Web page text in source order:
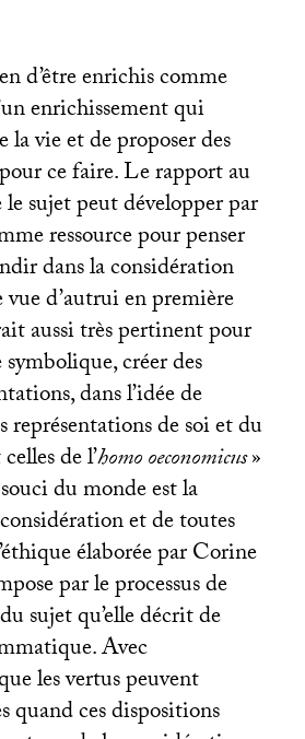
d’être enrichis comme
enrichissement qui
la vie et de proposer des
ce faire. Le rapport au
sujet peut développer par
ressource pour penser
dans la considération
d’autrui en première
aussi très pertinent pour
créer des
dans l’idée de
représentations de soi et du
de l’homo oeconomicus»
du monde est la
et de toutes
élaborée par Corine
par le processus de
sujet qu’elle décrit de
Avec
les vertus peuvent
quand ces dispositions